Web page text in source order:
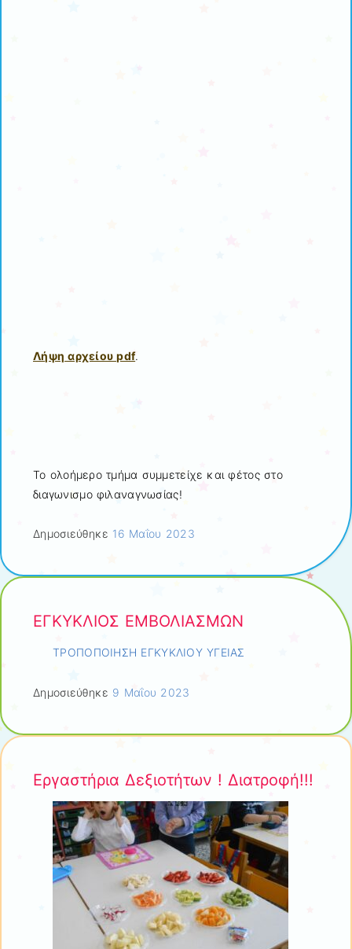
Λήψη αρχείου pdf.
Το ολοήμερο τμήμα συμμετείχε και φέτος στο
διαγωνισμο φιλαναγνωσίας!
Δημοσιεύθηκε 16 Μαΐου 2023
ΕΓΚΥΚΛΙΟΣ ΕΜΒΟΛΙΑΣΜΩΝ
ΤΡΟΠΟΠΟΙΗΣΗ ΕΓΚΥΚΛΙΟΥ ΥΓΕΙΑΣ
Δημοσιεύθηκε 9 Μαΐου 2023
Εργαστήρια Δεξιοτήτων ! Διατροφή!!!